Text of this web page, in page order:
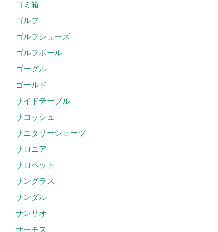
ゴミ箱
ゴルフ
ゴルフシューズ
ゴルフボール
ゴーグル
ゴールド
サイドテーブル
サコッシュ
サニタリーショーツ
サロニア
サロペット
サングラス
サンダル
サンリオ
サーモス